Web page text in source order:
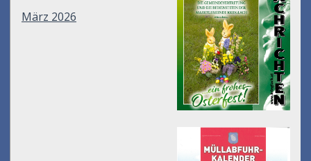
März 2026